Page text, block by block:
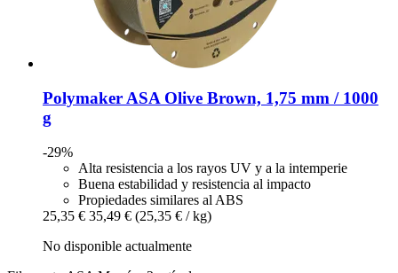
Polymaker ASA Olive Brown, 1,75 mm / 1000
g
-29%
Alta resistencia a los rayos UV y a la intemperie
Buena estabilidad y resistencia al impacto
Propiedades similares al ABS
25,35 € 35,49 € (25,35 € / kg)
No disponible actualmente